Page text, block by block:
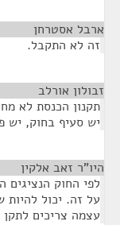
ארבל אסטרחן
זה לא התקבל.
זבולון אורלב
תקנון הכנסת לא
יש סעיף בחוק, יש
היו"ר זאב אלקין
לפי החוק הנציגים
על זה. יכול
עצמה צריכים